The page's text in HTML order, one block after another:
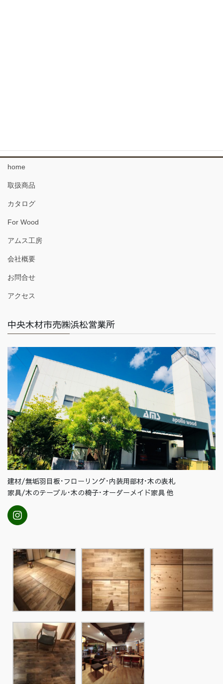
home
取扱商品
カタログ
For Wood
アムス工房
会社概要
お問合せ
アクセス
中央木材市売㈱浜松営業所
建材/無垢羽目板･フローリング･内装用部材･木の表札
家具/木のテーブル･木の椅子･オーダーメイド家具 他